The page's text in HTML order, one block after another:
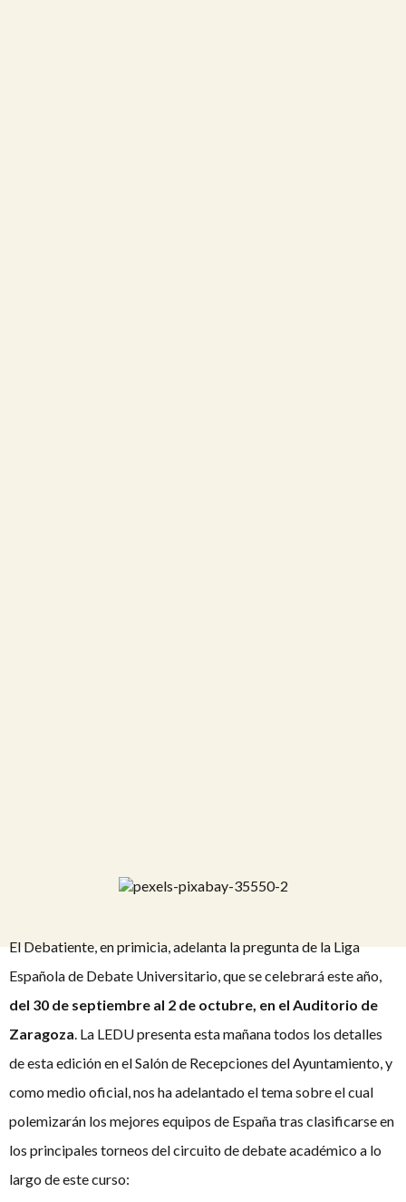
El Debatiente, en primicia, adelanta la pregunta de la Liga
Española de Debate Universitario, que se celebrará este año,
del 30 de septiembre al 2 de octubre, en el Auditorio de
Zaragoza. La LEDU presenta esta mañana todos los detalles
de esta edición en el Salón de Recepciones del Ayuntamiento, y
como medio oficial, nos ha adelantado el tema sobre el cual
polemizarán los mejores equipos de España tras clasificarse en
los principales torneos del circuito de debate académico a lo
largo de este curso: